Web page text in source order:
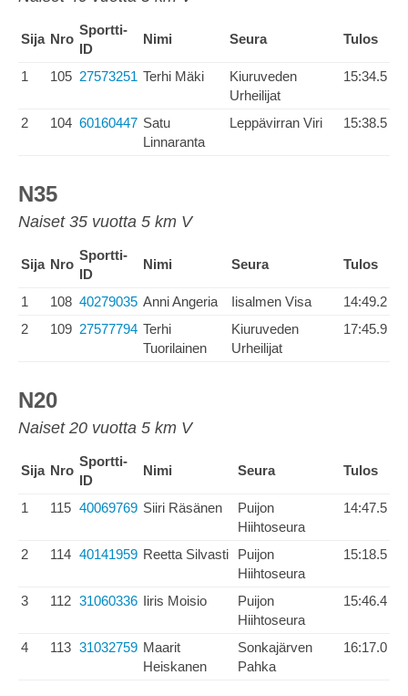
Sija Nro
Sportti-
ID
Nimi Seura Tulos
1 105 27573251 Terhi Mäki
Kiuruveden
Urheilijat
15:34.5
2 104 60160447 Satu
Linnaranta
Leppävirran Viri 15:38.5
N35
Naiset 35 vuotta 5 km V
Sija Nro
Sportti-
ID
Nimi Seura Tulos
1 108 40279035 Anni Angeria Iisalmen Visa
14:49.2
2
109 27577794 Terhi
Tuorilainen
Kiuruveden
Urheilijat
17:45.9
N20
Naiset 20 vuotta 5 km V
Sija Nro
Sportti-
ID
Nimi Seura Tulos
1 115 40069769 Siiri Räsänen
Puijon
Hiihtoseura
14:47.5
2 114 40141959 Reetta Silvasti
Puijon
Hiihtoseura
15:18.5
3 112 31060336 Iiris Moisio
Puijon
Hiihtoseura
15:46.4
4 113 31032759 Maarit
Heiskanen
Sonkajärven
Pahka
16:17.0